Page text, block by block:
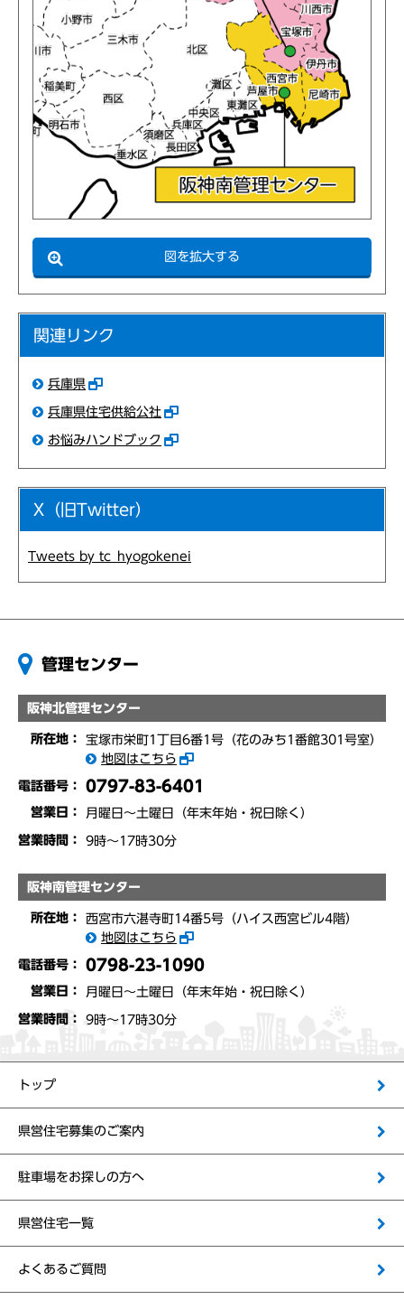
図を拡大する
関連リンク
兵庫県
兵庫県住宅供給公社
お悩みハンドブック
X（旧Twitter）
Tweets by tc_hyogokenei
管理センター
阪神北管理センター
所在地：
宝塚市栄町1丁目6番1号（花のみち1番館301号室）
地図はこちら
電話番号： 0797-83-6401
営業日： 月曜日～土曜日（年末年始・祝日除く）
営業時間： 9時〜17時30分
阪神南管理センター
所在地：
西宮市六湛寺町14番5号（ハイス西宮ビル4階）
地図はこちら
電話番号： 0798-23-1090
営業日： 月曜日～土曜日（年末年始・祝日除く）
営業時間： 9時〜17時30分
トップ
県営住宅募集のご案内
駐車場をお探しの方へ
県営住宅一覧
よくあるご質問